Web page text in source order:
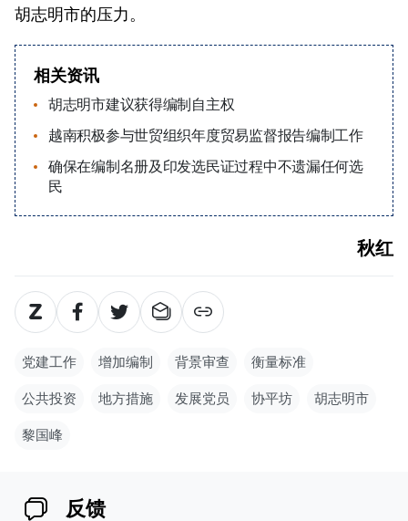
胡志明市的压力。
相关资讯
胡志明市建议获得编制自主权
越南积极参与世贸组织年度贸易监督报告编制工作
确保在编制名册及印发选民证过程中不遗漏任何选
民
秋红
党建工作 增加编制 背景审查 衡量标准
公共投资 地方措施 发展党员 协平坊 胡志明市
黎国峰
反馈